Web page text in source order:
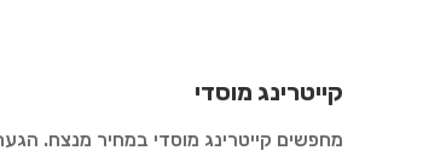
קייטרינג מוסדי
מחפשים קייטרינג מוסדי במחיר מנצח.